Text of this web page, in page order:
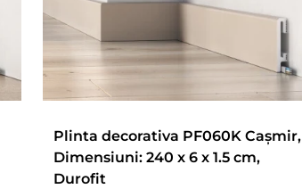
Plinta decorativa PF060K Cașmir,
Dimensiuni: 240 x 6 x 1.5 cm,
Durofit